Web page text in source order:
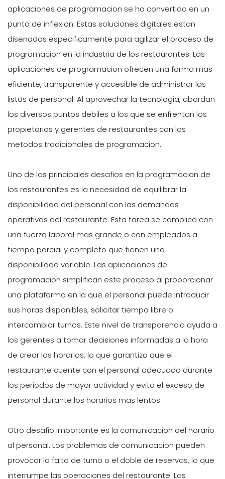
aplicaciones de programacion se ha convertido en un
punto de inflexion. Estas soluciones digitales estan
disenadas especificamente para agilizar el proceso de
programacion en la industria de los restaurantes. Las
aplicaciones de programacion ofrecen una forma mas
eficiente, transparente y accesible de administrar las
listas de personal. Al aprovechar la tecnologia, abordan
los diversos puntos debiles a los que se enfrentan los
propietarios y gerentes de restaurantes con los
metodos tradicionales de programacion.
Uno de los principales desafios en la programacion de
los restaurantes es la necesidad de equilibrar la
disponibilidad del personal con las demandas
operativas del restaurante. Esta tarea se complica con
una fuerza laboral mas grande o con empleados a
tiempo parcial y completo que tienen una
disponibilidad variable. Las aplicaciones de
programacion simplifican este proceso al proporcionar
una plataforma en la que el personal puede introducir
sus horas disponibles, solicitar tiempo libre o
intercambiar turnos. Este nivel de transparencia ayuda a
los gerentes a tomar decisiones informadas a la hora
de crear los horarios, lo que garantiza que el
restaurante cuente con el personal adecuado durante
los periodos de mayor actividad y evita el exceso de
personal durante los horarios mas lentos.
Otro desafio importante es la comunicacion del horario
al personal. Los problemas de comunicacion pueden
provocar la falta de turno o el doble de reservas, lo que
interrumpe las operaciones del restaurante. Las